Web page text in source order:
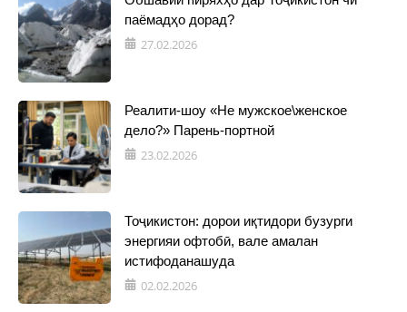
паёмадҳо дорад?
27.02.2026
Реалити-шоу «Не мужское\женское
дело?» Парень-портной
23.02.2026
Тоҷикистон: дорои иқтидори бузурги
энергияи офтобӣ, вале амалан
истифоданашуда
02.02.2026